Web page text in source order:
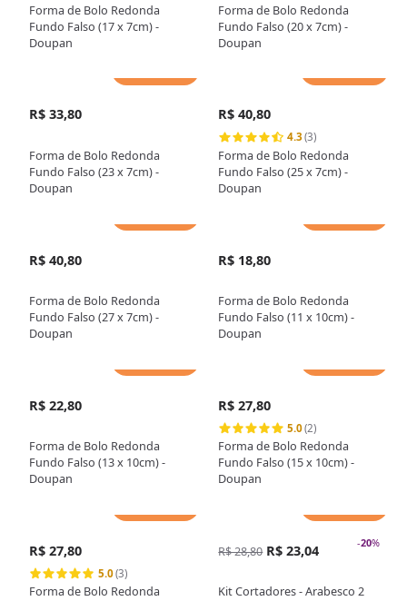
Forma de Bolo Redonda
Fundo Falso (17 x 7cm) -
Doupan
Forma de Bolo Redonda
Fundo Falso (20 x 7cm) -
Doupan
R$ 33,80
Forma de Bolo Redonda
Fundo Falso (23 x 7cm) -
Doupan
R$ 40,80
4.3(3)
Forma de Bolo Redonda
Fundo Falso (25 x 7cm) -
Doupan
R$ 40,80
Forma de Bolo Redonda
Fundo Falso (27 x 7cm) -
Doupan
R$ 18,80
Forma de Bolo Redonda
Fundo Falso (11 x 10cm) -
Doupan
R$ 22,80
Forma de Bolo Redonda
Fundo Falso (13 x 10cm) -
Doupan
R$ 27,80
5.0(2)
Forma de Bolo Redonda
Fundo Falso (15 x 10cm) -
Doupan
R$ 27,80
5.0(3)
Forma de Bolo Redonda
-20%
R$ 28,80 R$ 23,04
Kit Cortadores - Arabesco 2